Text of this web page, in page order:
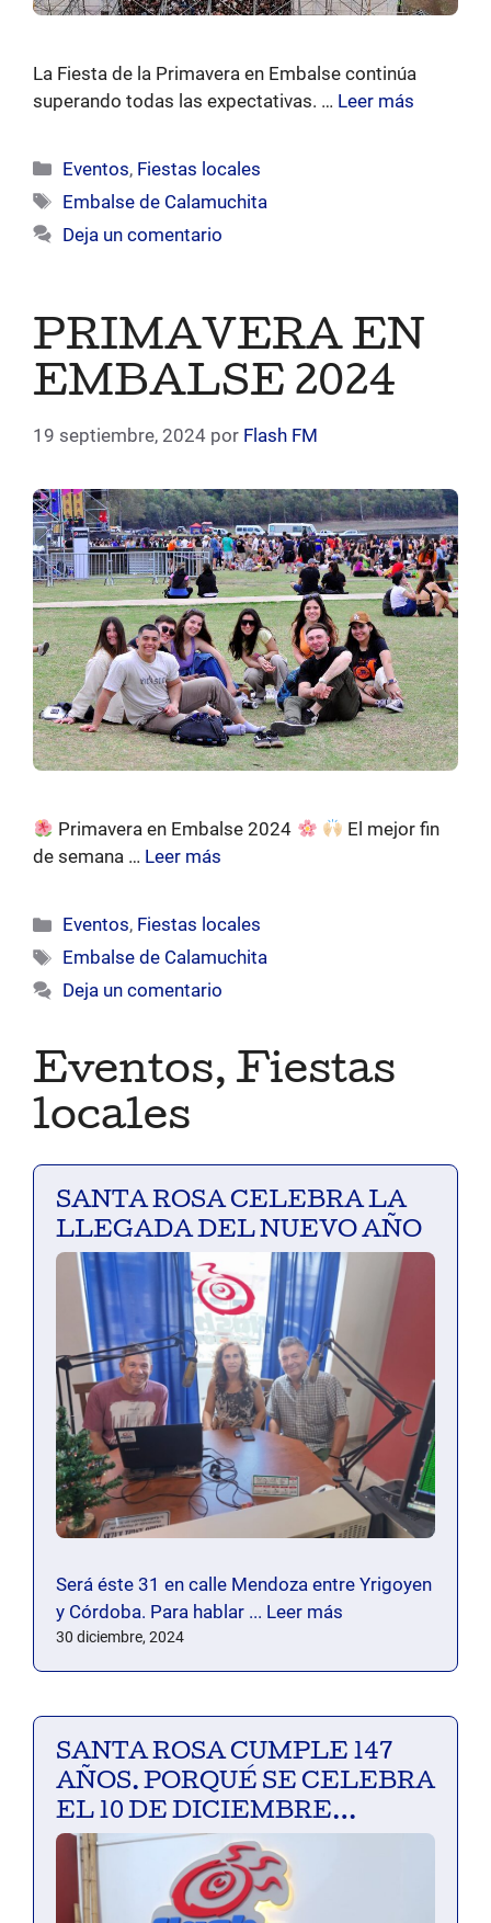
La Fiesta de la Primavera en Embalse continúa
superando todas las expectativas. … Leer más
Categorías
Eventos, Fiestas locales
Etiquetas
Embalse de Calamuchita
Deja un comentario
PRIMAVERA EN
EMBALSE 2024
19 septiembre, 2024 por Flash FM
Primavera en Embalse 2024
El mejor fin
de semana … Leer más
Categorías
Eventos, Fiestas locales
Etiquetas
Embalse de Calamuchita
Deja un comentario
Eventos, Fiestas
locales
SANTA ROSA CELEBRA LA
LLEGADA DEL NUEVO AÑO
Será éste 31 en calle Mendoza entre Yrigoyen
y Córdoba. Para hablar ... Leer más
30 diciembre, 2024
SANTA ROSA CUMPLE 147
AÑOS. PORQUÉ SE CELEBRA
EL 10 DE DICIEMBRE…